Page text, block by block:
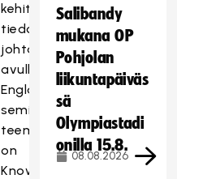
kehittämiseen
tiedolla
johtamisen
avulla.
Englanninkielisen
seminaarin
teemana
on
Knowledge-
Salibandy
mukana OP
Pohjolan
liikuntapäiväs
sä
Olympiastadi
onilla 15.8.
08.08.2026